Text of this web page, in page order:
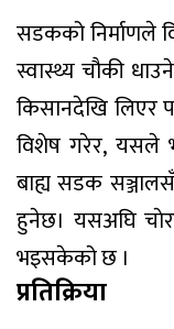
सडकको निर्माणले
स्वास्थ्य चौकी
किसानदेखि लिएर
विशेष गरेर, यसले
बाह्य सडक
हुनेछ। यसअघि
भइसकेको छ ।
प्रतिक्रिया